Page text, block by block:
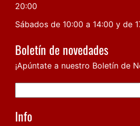
20:00
Sábados de 10:00 a 14:00 y de
Boletín de novedades
¡Apúntate a nuestro Boletín de
Info